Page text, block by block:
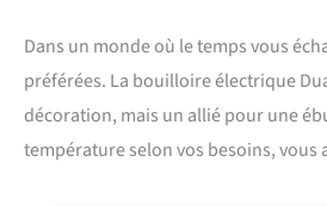
Dans un monde où le temps vous
préférées. La bouilloire électrique
décoration, mais un allié pour une
température selon vos besoins,